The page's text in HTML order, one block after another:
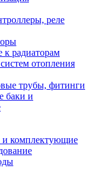
реле
радиаторам
отопления
трубы, фитинги
баки и
комплектующие